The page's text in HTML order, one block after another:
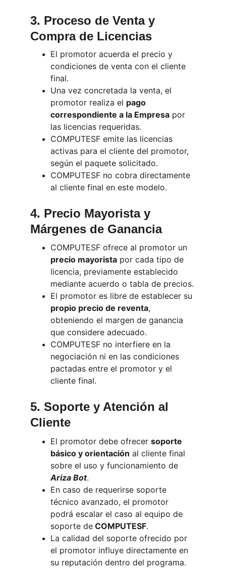
3. Proceso de Venta y
Compra de Licencias
El promotor acuerda el precio y
condiciones de venta con el cliente
final.
Una vez concretada la venta, el
promotor realiza el pago
correspondiente a la Empresa por
las licencias requeridas.
COMPUTESF emite las licencias
activas para el cliente del promotor,
según el paquete solicitado.
COMPUTESF no cobra directamente
al cliente final en este modelo.
4. Precio Mayorista y
Márgenes de Ganancia
COMPUTESF ofrece al promotor un
precio mayorista por cada tipo de
licencia, previamente establecido
mediante acuerdo o tabla de precios.
El promotor es libre de establecer su
propio precio de reventa,
obteniendo el margen de ganancia
que considere adecuado.
COMPUTESF no interfiere en la
negociación ni en las condiciones
pactadas entre el promotor y el
cliente final.
5. Soporte y Atención al
Cliente
El promotor debe ofrecer soporte
básico y orientación al cliente final
sobre el uso y funcionamiento de
Ariza Bot.
En caso de requerirse soporte
técnico avanzado, el promotor
podrá escalar el caso al equipo de
soporte de COMPUTESF.
La calidad del soporte ofrecido por
el promotor influye directamente en
su reputación dentro del programa.